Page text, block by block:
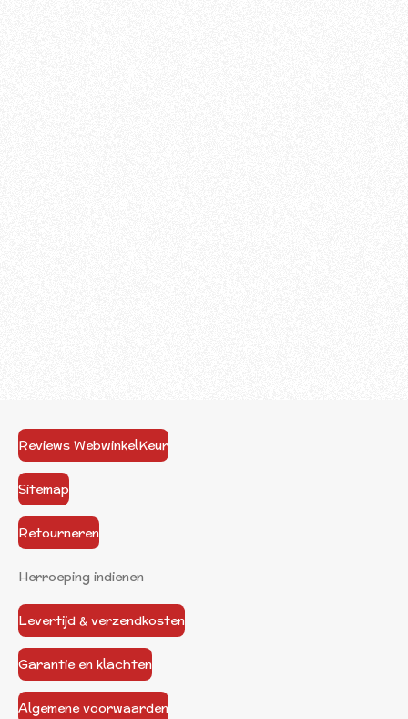
Reviews WebwinkelKeur
Sitemap
Retourneren
Herroeping indienen
Levertijd & verzendkosten
Garantie en klachten
Algemene voorwaarden